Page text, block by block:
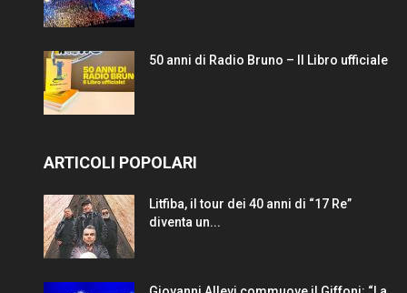
50 anni di Radio Bruno – Il Libro ufficiale
ARTICOLI POPOLARI
Litfiba, il tour dei 40 anni di “17 Re”
diventa un...